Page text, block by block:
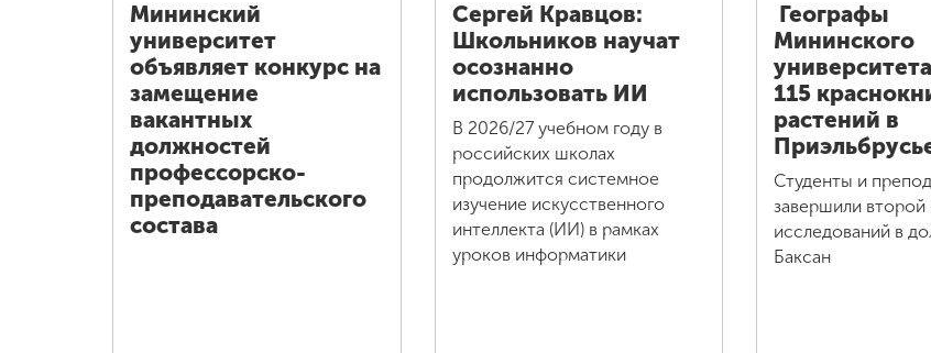
Мининский
университет
объявляет конкурс на
замещение
вакантных
должностей
профессорско-
преподавательского
состава
Сергей Кравцов:
Школьников научат
осознанно
использовать ИИ
В 2026/27 учебном году в
российских школах
продолжится системное
изучение искусственного
интеллекта (ИИ) в рамках
уроков информатики
Географы
Мининского
115
растений в
Студенты и
завершили второй
исследований в
Баксан